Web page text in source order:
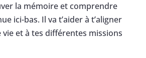
la mémoire et comprendre
ici-bas. Il va t’aider à t’aligner
vie et à tes différentes missions